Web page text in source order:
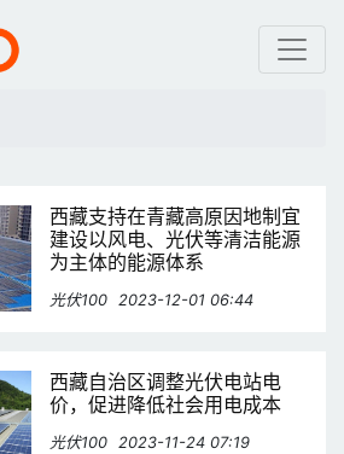
100
西藏支持在青藏高原因地制宜
建设以风电、光伏等清洁能源
为主体的能源体系
光伏100 2023-12-01 06:44
西藏自治区调整光伏电站电
价，促进降低社会用电成本
光伏100 2023-11-24 07:19